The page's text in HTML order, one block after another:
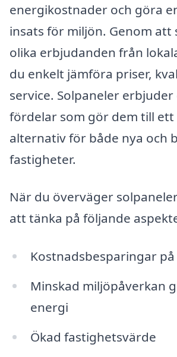
energikostnader och göra
insats för miljön. Genom att
olika erbjudanden från
du enkelt jämföra priser,
service. Solpaneler
fördelar som gör dem till
alternativ för både nya och
fastigheter.
När du överväger
att tänka på följande
Kostnadsbesparingar
Minskad miljöpåverkan
energi
Ökad fastighetsvärde